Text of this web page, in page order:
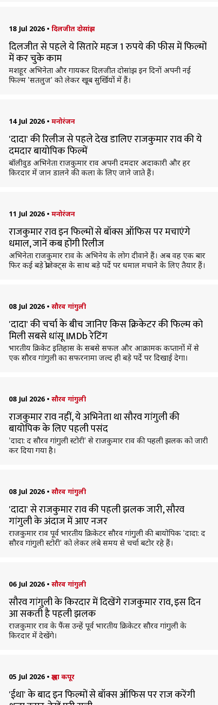
18 Jul 2026 • दिलजीत दोसांझ
दिलजीत से पहले ये सितारे महज 1 रुपये की फीस में फिल्मों
में कर चुके काम
मशहूर अभिनेता और गायकर दिलजीत दोसांझ इन दिनों अपनी नई
फिल्म 'सतलुज' को लेकर खूब सुर्खियों में हैं।
14 Jul 2026 • मनोरंजन
'दादा' की रिलीज से पहले देख डालिए राजकुमार राव की ये
दमदार बायोपिक फिल्में
बॉलीवुड अभिनेता राजकुमार राव अपनी दमदार अदाकारी और हर
किरदार में जान डालने की कला के लिए जाने जाते हैं।
11 Jul 2026 • मनोरंजन
राजकुमार राव इन फिल्मों से बॉक्स ऑफिस पर मचाएंगे
धमाल, जानें कब होंगी रिलीज
अभिनेता राजकुमार राव के अभिनेय के लोग दीवाने हैं। अब वह एक बार
फिर कई बड़े प्रोजेक्ट्स के साथ बड़े पर्दे पर धमाल मचाने के लिए तैयार हैं।
08 Jul 2026 • सौरव गांगुली
'दादा' की चर्चा के बीच जानिए किस क्रिकेटर की फिल्म को
मिली सबसे धांसू IMDb रेटिंग
भारतीय क्रिकेट इतिहास के सबसे सफल और आक्रामक कप्तानों में से
एक सौरव गांगुली का सफरनामा जल्द ही बड़े पर्दे पर दिखाई देगा।
08 Jul 2026 • सौरव गांगुली
राजकुमार राव नहीं, ये अभिनेता था सौरव गांगुली की
बायोपिक के लिए पहली पसंद
'दादा: द सौरव गांगुली स्टोरी' से राजकुमार राव की पहली झलक को जारी
कर दिया गया है।
08 Jul 2026 • सौरव गांगुली
'दादा' से राजकुमार राव की पहली झलक जारी, सौरव
गांगुली के अंदाज में आए नजर
राजकुमार राव पूर्व भारतीय क्रिकेटर सौरव गांगुली की बायोपिक 'दादा: द
सौरव गांगुली स्टोरी' को लेकर लंबे समय से चर्चा बटोर रहे हैं।
06 Jul 2026 • सौरव गांगुली
सौरव गांगुली के किरदार में दिखेंगे राजकुमार राव, इस दिन
आ सकती है पहली झलक
राजकुमार राव के फैंस उन्हें पूर्व भारतीय क्रिकेटर सौरव गांगुली के
किरदार में देखेंगे।
05 Jul 2026 • श्रद्धा कपूर
'ईथा' के बाद इन फिल्मों से बॉक्स ऑफिस पर राज करेंगी